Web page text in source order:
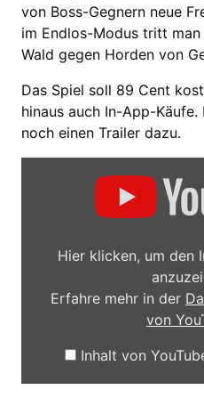
von Boss-Gegnern neue
im Endlos-Modus tritt
Wald gegen Horden von
Das Spiel soll 89 Cent
hinaus auch In-App-
noch einen Trailer dazu.
Hier klicken, um den
Erfahre mehr in der
von
Inhalt von